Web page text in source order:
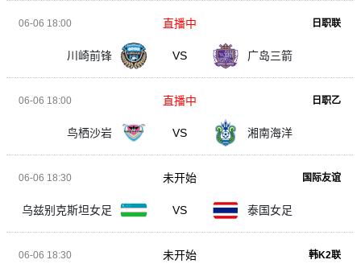
06-06 18:00 日职联
川崎前锋 VS 广岛三箭
直播中
06-06 18:00 日职乙
鸟栖沙岩 VS 湘南海洋
直播中
06-06 18:30 国际友谊
乌兹别克斯坦女足 VS 泰国女足
未开始
06-06 18:30 韩K2联
未开始